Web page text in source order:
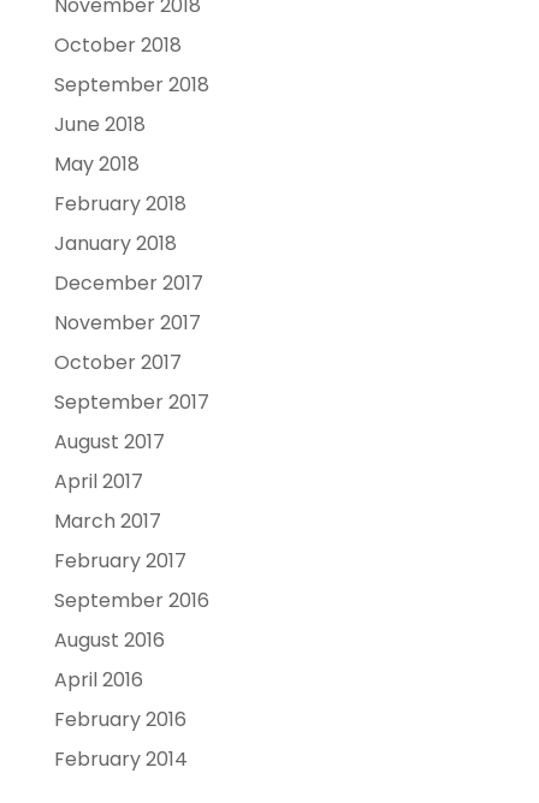
October 2018
September 2018
June 2018
May 2018
February 2018
January 2018
December 2017
November 2017
October 2017
September 2017
August 2017
April 2017
March 2017
February 2017
September 2016
August 2016
April 2016
February 2016
February 2014